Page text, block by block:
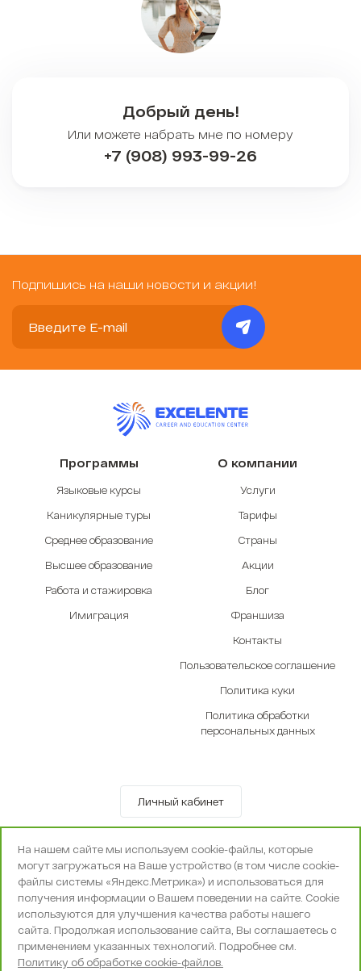
Добрый день!
Или можете набрать мне по номеру
+7 (908) 993-99-26
Подпишись на наши новости и акции!
Программы
Языковые курсы
Каникулярные туры
Среднее образование
Высшее образование
Работа и стажировка
Имиграция
О компании
Услуги
Тарифы
Страны
Акции
Блог
Франшиза
Контакты
Пользовательское соглашение
Политика куки
Политика обработки
персональных данных
Личный кабинет
© OOO «Экселенте» 2010-2026 г.
Политика конфиденциальности
Поддержка и сопровождение -Вебпространство
На нашем сайте мы используем cookie-файлы, которые
могут загружаться на Ваше устройство (в том числе cookie-
файлы системы «Яндекс.Метрика») и использоваться для
получения информации о Вашем поведении на сайте. Cookie
используются для улучшения качества работы нашего
сайта. Продолжая использование сайта, Вы соглашаетесь с
применением указанных технологий. Подробнее см.
Политику об обработке cookie-файлов.